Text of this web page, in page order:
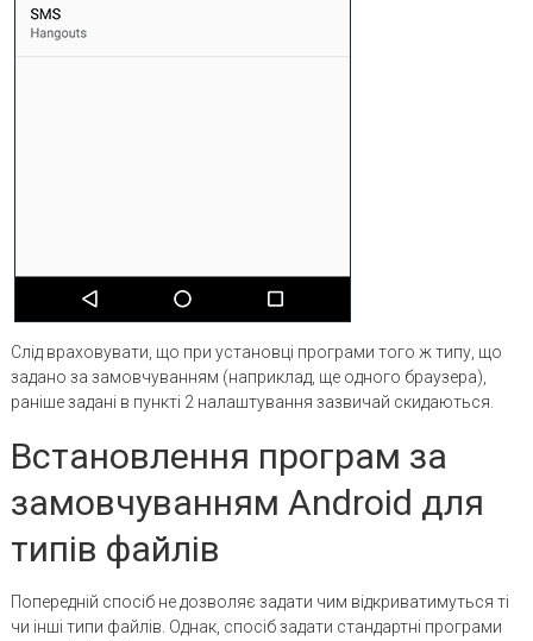
Слід враховувати, що при установці програми того ж типу, що
задано за замовчуванням (наприклад, ще одного браузера),
раніше задані в пункті 2 налаштування зазвичай скидаються.
Встановлення програм за
замовчуванням Android для
типів файлів
Попередній спосіб не дозволяє задати чим відкриватимуться ті
чи інші типи файлів. Однак, спосіб задати стандартні програми